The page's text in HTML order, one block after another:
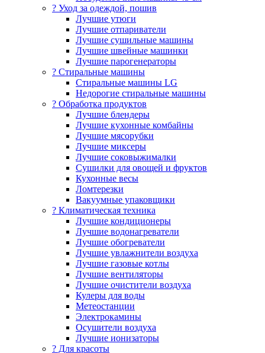
? Уход за одеждой, пошив
Лучшие утюги
Лучшие отпариватели
Лучшие сушильные машины
Лучшие швейные машинки
Лучшие парогенераторы
? Стиральные машины
Стиральные машины LG
Недорогие стиральные машины
? Обработка продуктов
Лучшие блендеры
Лучшие кухонные комбайны
Лучшие мясорубки
Лучшие миксеры
Лучшие соковыжималки
Сушилки для овощей и фруктов
Кухонные весы
Ломтерезки
Вакуумные упаковщики
?️ Климатическая техника
Лучшие кондиционеры
Лучшие водонагреватели
Лучшие обогреватели
Лучшие увлажнители воздуха
Лучшие газовые котлы
Лучшие вентиляторы
Лучшие очистители воздуха
Кулеры для воды
Метеостанции
Электрокамины
Осушители воздуха
Лучшие ионизаторы
? Для красоты